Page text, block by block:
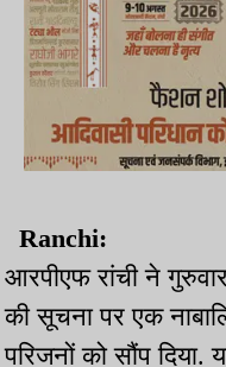
Ranchi:
आरपीएफ रांची ने
की सूचना पर एक
परिजनों को सौंप